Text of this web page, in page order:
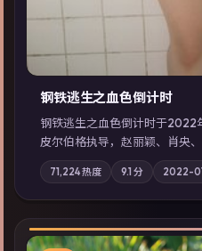
钢铁逃生之血色倒计时
钢铁逃生之血色倒计时于
皮尔伯格执导，赵丽颖、肖央
叙事主轴，失踪人口档案牵出
地域气质；站内亦可通过「国
展检索同类型高分佳作，畅享
71,224热度 9.1 分 2022-